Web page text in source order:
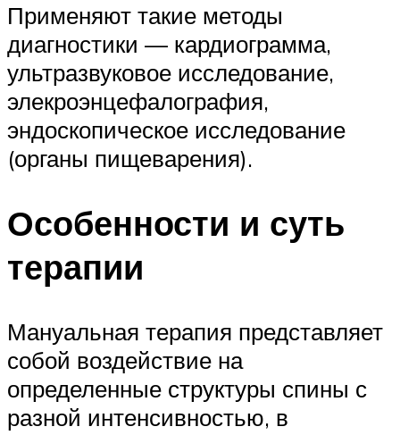
Применяют такие методы
диагностики — кардиограмма,
ультразвуковое исследование,
элекроэнцефалография,
эндоскопическое исследование
(органы пищеварения).
Особенности и суть
терапии
Мануальная терапия представляет
собой воздействие на
определенные структуры спины с
разной интенсивностью, в